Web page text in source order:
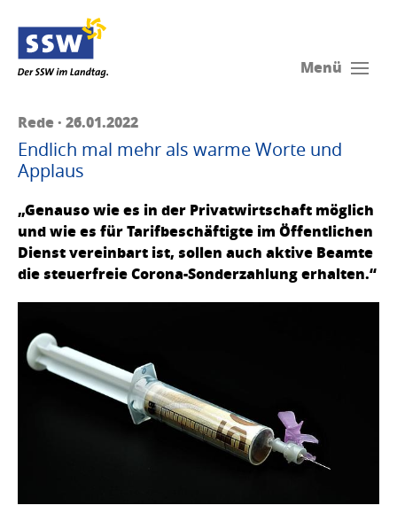
Menü
Rede · 26.01.2022
Endlich mal mehr als warme Worte und
Applaus
„Genauso wie es in der Privatwirtschaft möglich
und wie es für Tarifbeschäftigte im Öffentlichen
Dienst vereinbart ist, sollen auch aktive Beamte
die steuerfreie Corona-Sonderzahlung erhalten.“